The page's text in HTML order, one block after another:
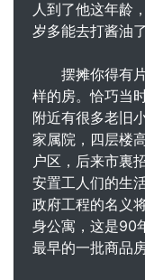
人到了他这年龄
岁多能去打酱油了
摆摊你得有片
样的房。恰巧当
附近有很多老旧
家属院，四层楼
户区，后来市裏
安置工人们的生
政府工程的名义
身公寓，这是90
最早的一批商品房